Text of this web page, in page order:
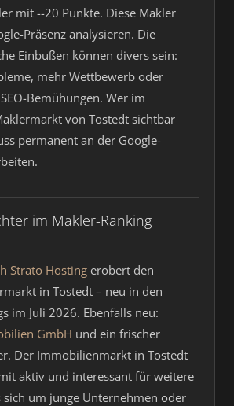
mit --20 Punkte. Diese Makler
Präsenz analysieren. Die
Einbußen können divers sein:
mehr Wettbewerb oder
Bemühungen. Wer im
von Tostedt sichtbar
permanent an der Google-
im Makler-Ranking
Strato Hosting erobert den
in Tostedt – neu in den
im Juli 2026. Ebenfalls neu:
GmbH und ein frischer
Der Immobilienmarkt in Tostedt
aktiv und interessant für weitere
sich um junge Unternehmen oder